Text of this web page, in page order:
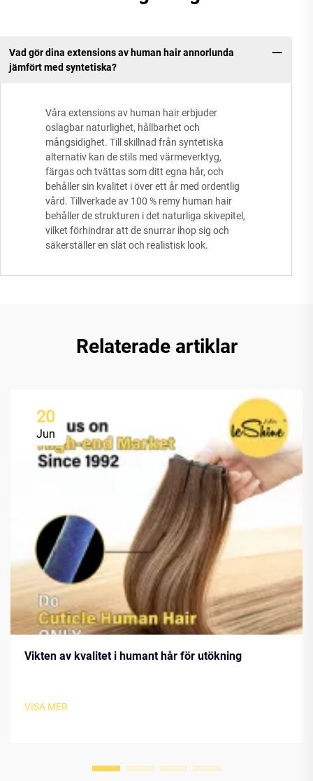
Vad gör dina extensions av human hair annorlunda
jämfört med syntetiska?
Våra extensions av human hair erbjuder
oslagbar naturlighet, hållbarhet och
mångsidighet. Till skillnad från syntetiska
alternativ kan de stils med värmeverktyg,
färgas och tvättas som ditt egna hår, och
behåller sin kvalitet i över ett år med ordentlig
vård. Tillverkade av 100 % remy human hair
behåller de strukturen i det naturliga skivepitel,
vilket förhindrar att de snurrar ihop sig och
säkerställer en slät och realistisk look.
Relaterade artiklar
20
Jun
Vikten av kvalitet i humant hår för utökning
VISA MER